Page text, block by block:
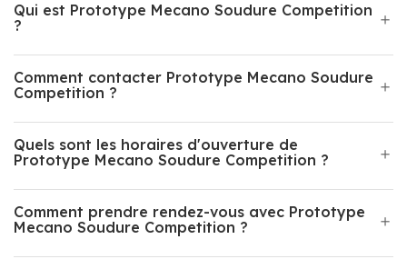
Qui est Prototype Mecano Soudure Competition
?
Comment contacter Prototype Mecano Soudure
Competition ?
Quels sont les horaires d'ouverture de
Prototype Mecano Soudure Competition ?
Comment prendre rendez-vous avec Prototype
Mecano Soudure Competition ?